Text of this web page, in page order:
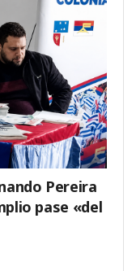
Pereira
pase «del